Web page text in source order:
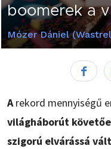
boomerek a
Mózer Dániel
Arekord mennyiségű
világháborút
szigorú elvárássá